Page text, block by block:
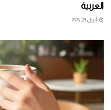
العربية
أبريل 29, 2026